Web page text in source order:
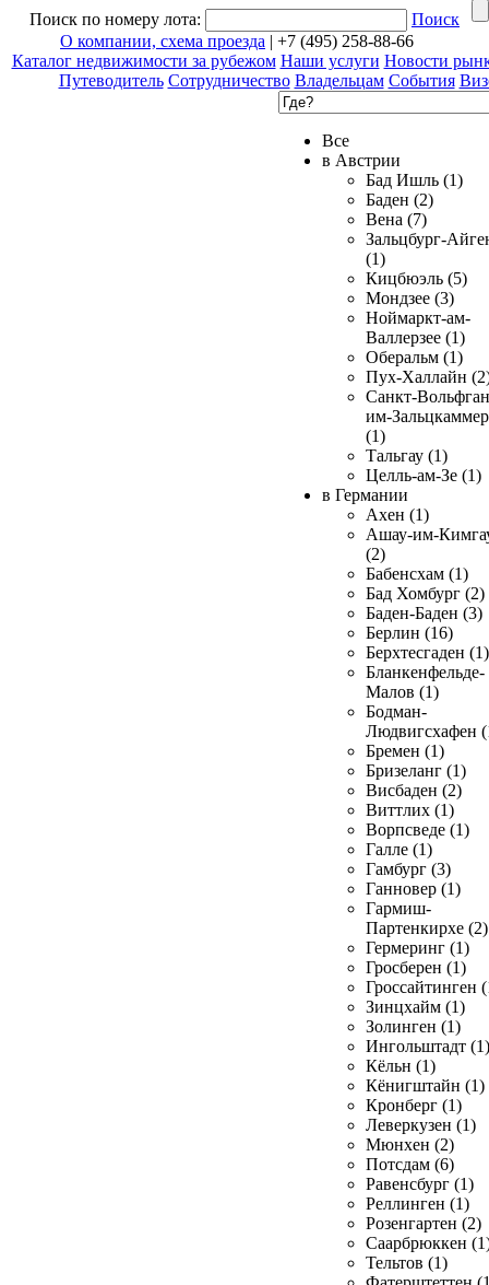
Поиск по номеру лота:
Поиск
О компании, схема проезда | +7 (495) 258-88-66
Каталог недвижимости за рубежом Наши услуги Новости
Путеводитель Сотрудничество Владельцам События
Все
в Австрии
Бад Ишль (1)
Баден (2)
Вена (7)
Зальцбург-
(1)
Кицбюэль (5)
Мондзее (3)
Ноймаркт-ам-
Валлерзее (1)
Оберальм (1)
Пух-Халлайн
Санкт-
им-
(1)
Тальгау (1)
Целль-ам-Зе (1)
в Германии
Ахен (1)
Ашау-им-
(2)
Бабенсхам (1)
Бад Хомбург (2)
Баден-Баден (3)
Берлин (16)
Берхтесгаден (1)
Бланкенфельде-
Малов (1)
Бодман-
Людвигсхафен
Бремен (1)
Бризеланг (1)
Висбаден (2)
Виттлих (1)
Ворпсведе (1)
Галле (1)
Гамбург (3)
Ганновер (1)
Гармиш-
Партенкирхе (2)
Гермеринг (1)
Гросберен (1)
Гроссайтинген
Зинцхайм (1)
Золинген (1)
Ингольштадт (1)
Кёльн (1)
Кёнигштайн (1)
Кронберг (1)
Леверкузен (1)
Мюнхен (2)
Потсдам (6)
Равенсбург (1)
Реллинген (1)
Розенгартен (2)
Саарбрюккен
Тельтов (1)